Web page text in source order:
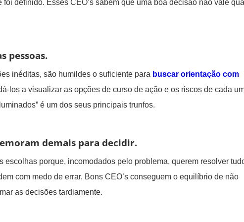
definido. Esses CEO’s sabem que uma boa decisão não vale
pessoas.
inéditas, são humildes o suficiente para buscar orientação com
los a visualizar as opções de curso de ação e os riscos de cada
é um dos seus principais trunfos.
demais para decidir.
escolhas porque, incomodados pelo problema, querem resolver
com medo de errar. Bons CEO’s conseguem o equilíbrio de não
as decisões tardiamente.